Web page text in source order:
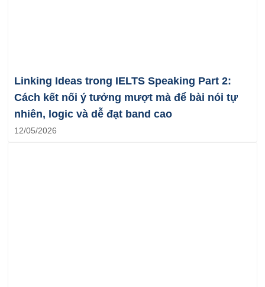
Linking Ideas trong IELTS Speaking Part 2:
Cách kết nối ý tưởng mượt mà để bài nói tự
nhiên, logic và dễ đạt band cao
12/05/2026